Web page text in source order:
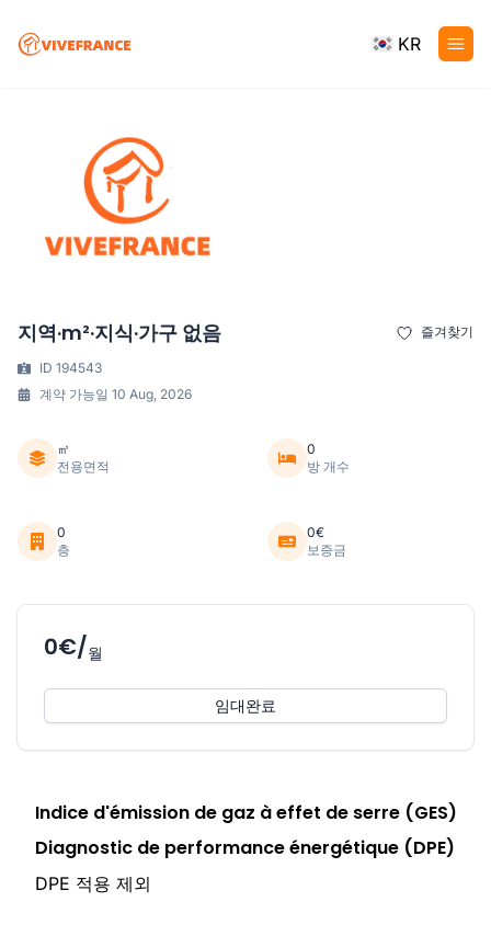
KR
지역·m²·지식·가구 없음 즐겨찾기
ID 194543
계약 가능일 10 Aug, 2026
㎡
전용면적
0
방 개수
0
층
0€
보증금
0€/월
임대완료
Indice d'émission de gaz à effet de serre (GES)
Diagnostic de performance énergétique (DPE)
DPE 적용 제외